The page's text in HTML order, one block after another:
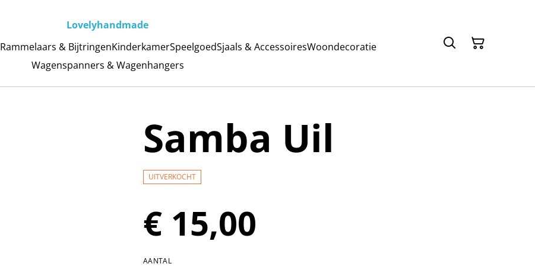
Lovelyhandmade
Rammelaars & BijtringenKinderkamerSpeelgoedSjaals & AccessoiresWoondecoratie
Wagenspanners & Wagenhangers
Samba Uil
UITVERKOCHT
€ 15,00
AANTAL